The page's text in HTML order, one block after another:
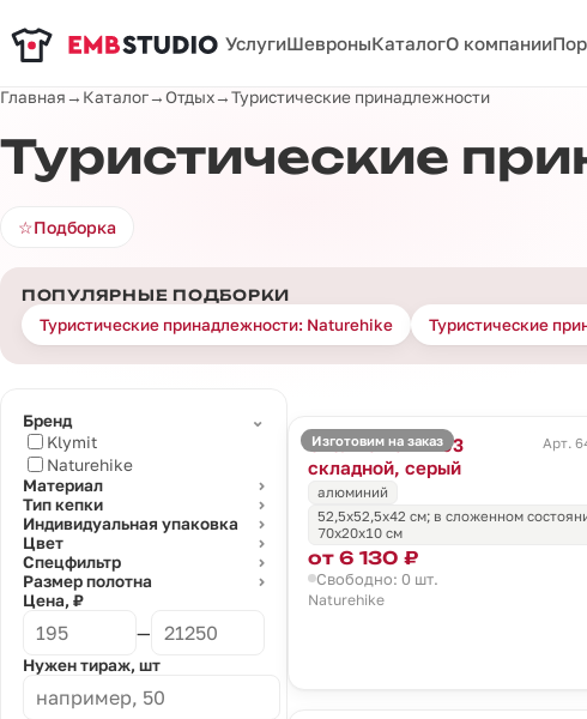
УслугиШевроныКаталогО компании
Главная→ Каталог→Отдых→Туристические принадлежности
Туристические
☆Подборка
ПОПУЛЯРНЫЕ ПОДБОРКИ
Туристические принадлежности: Naturehike Туристические
Бренд
⌄
Klymit
Naturehike
Материал
⌄
Тип кепки ⌄
Индивидуальная упаковка ⌄
Цвет ⌄
Спецфильтр ⌄
Размер полотна ⌄
Цена, ₽
—
Нужен тираж, шт
Изготовим на заказ
Стол Yamami L03
складной, серый
Арт.
алюминий
52,5x52,5х42 см; в сложенном
70х20х10 см
от 6 130 ₽
Свободно: 0 шт.
Naturehike